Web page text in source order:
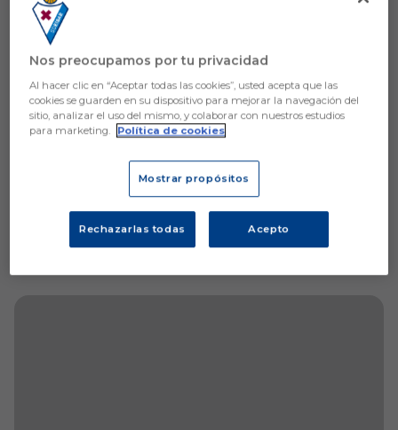
Aún no hay reacciones. ¡Sé el primero!
Nos preocupamos por tu privacidad
Al hacer clic en “Aceptar todas las cookies”, usted acepta que las
cookies se guarden en su dispositivo para mejorar la navegación del
sitio, analizar el uso del mismo, y colaborar con nuestros estudios
para marketing.
Política de cookies
Mostrar propósitos
Rechazarlas todas Acepto